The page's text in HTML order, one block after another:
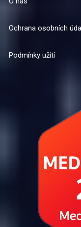
Ochrana osobních
Podmínky užití